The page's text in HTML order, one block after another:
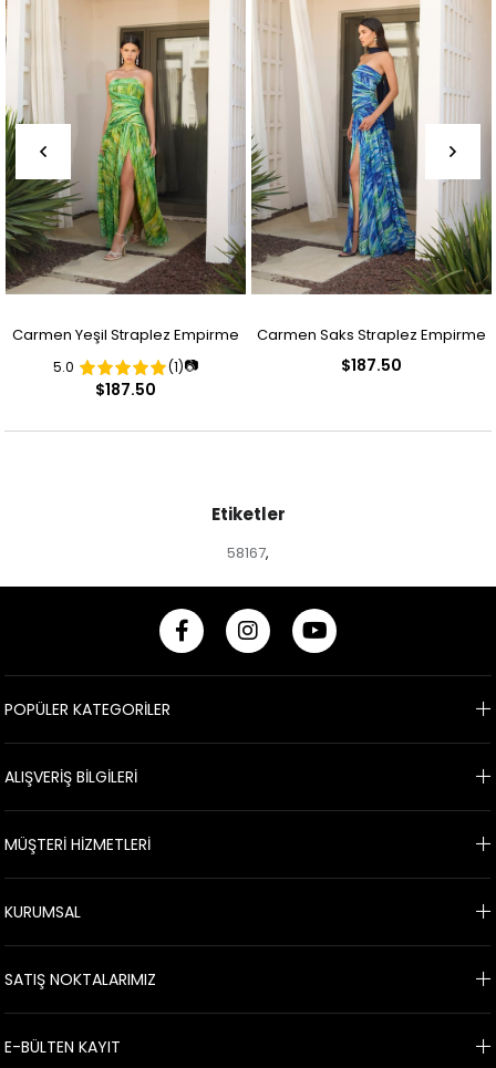
Carmen Yeşil Straplez Empirme
Desenli Abiye Elbise
5.0 (1)📷
$187.50
Carmen Saks Straplez Empirme
$187.50
Etiketler
58167,
POPÜLER KATEGORİLER
ALIŞVERİŞ BİLGİLERİ
MÜŞTERİ HİZMETLERİ
KURUMSAL
SATIŞ NOKTALARIMIZ
E-BÜLTEN KAYIT